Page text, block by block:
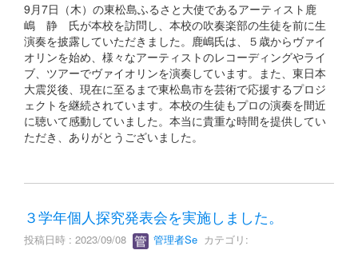
9月7日（木）の東松島ふるさと大使であるアーティスト鹿
嶋 静 氏が本校を訪問し、本校の吹奏楽部の生徒を前に生
演奏を披露していただきました。鹿嶋氏は、５歳からヴァイ
オリンを始め、様々なアーティストのレコーディングやライ
ブ、ツアーでヴァイオリンを演奏しています。また、東日本
大震災後、現在に至るまで東松島市を芸術で応援するプロジ
ェクトを継続されています。本校の生徒もプロの演奏を間近
に聴いて感動していました。本当に貴重な時間を提供してい
ただき、ありがとうございました。
３学年個人探究発表会を実施しました。
投稿日時 : 2023/09/08 管理者Se カテゴリ: